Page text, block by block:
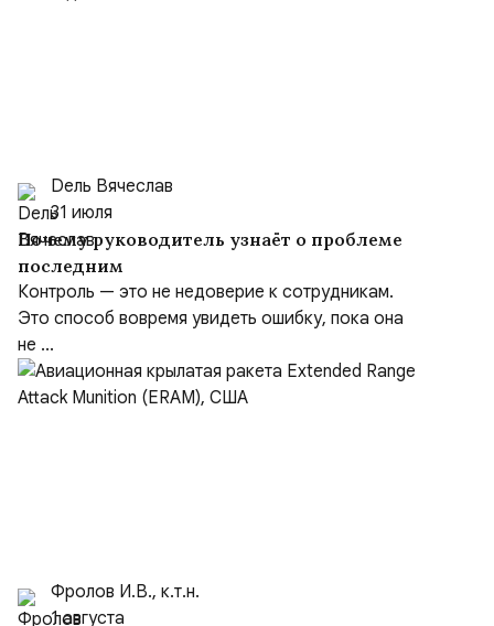
Dель Вячеслав
31 июля
Почему руководитель узнаёт о проблеме
последним
Контроль — это не недоверие к сотрудникам.
Это способ вовремя увидеть ошибку, пока она
не ...
Фролов И.В., к.т.н.
1 августа